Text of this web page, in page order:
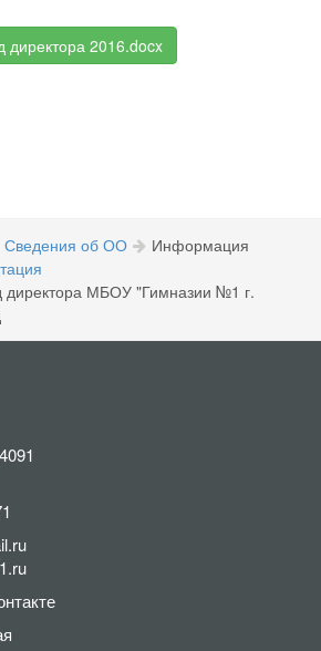
директора 2016.docx
Сведения об ОО
Информация
директора МБОУ "Гимназии №1 г.